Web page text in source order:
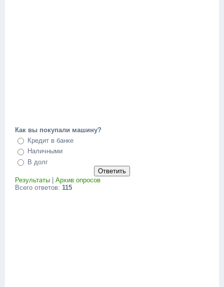
Как вы покупали машину?
Кредит в банке
Наличными
В долг
Результаты
Архив опросов
Всего ответов: 115